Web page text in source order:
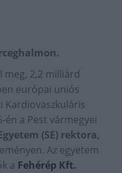
2,2 milliárd
európai uniós
Kardiovaszkuláris
a Pest vármegyei
(SE) rektora,
Az egyetem
a Fehérép Kft.